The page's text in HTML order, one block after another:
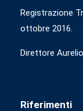
Registrazione
ottobre 2016.
Direttore
Riferimenti